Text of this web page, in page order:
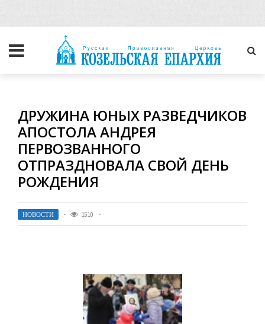
ДРУЖИНА ЮНЫХ РАЗВЕДЧИКОВ
АПОСТОЛА АНДРЕЯ
ПЕРВОЗВАННОГО
ОТПРАЗДНОВАЛА СВОЙ ДЕНЬ
РОЖДЕНИЯ
НОВОСТИ 1510